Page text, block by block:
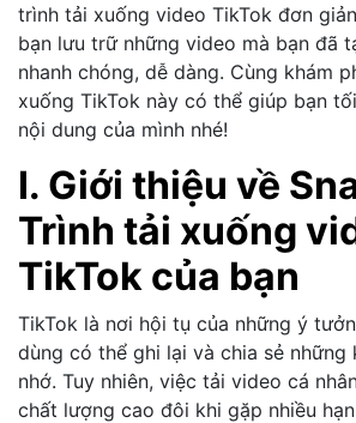
trình tải xuống video TikTok đơn
bạn lưu trữ những video mà bạn đã
nhanh chóng, dễ dàng. Cùng khám
xuống TikTok này có thể giúp bạn
nội dung của mình nhé!
I. Giới thiệu về
Trình tải xuống
TikTok của bạn
TikTok là nơi hội tụ của những ý
dùng có thể ghi lại và chia sẻ những
nhớ. Tuy nhiên, việc tải video cá
chất lượng cao đôi khi gặp nhiều